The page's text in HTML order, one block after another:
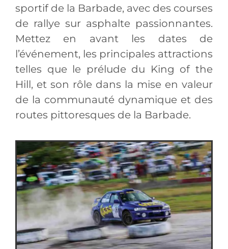
sportif de la Barbade, avec des courses
de rallye sur asphalte passionnantes.
Mettez en avant les dates de
l’événement, les principales attractions
telles que le prélude du King of the
Hill, et son rôle dans la mise en valeur
de la communauté dynamique et des
routes pittoresques de la Barbade.